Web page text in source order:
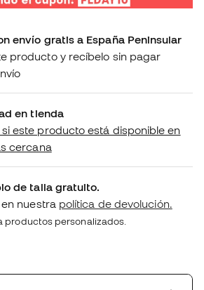
envío gratis a España Peninsular
producto y recíbelo sin pagar
en tienda
este producto está disponible en
cercana
de talla gratuito.
nuestra política de devolución.
productos personalizados.